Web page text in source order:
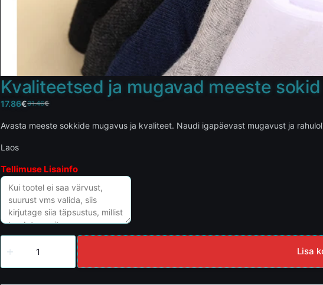
Kvaliteetsed ja mugavad meeste sokid
31.46€
17.86€
Avasta meeste sokkide mugavus ja kvaliteet. Naudi igapäevast mugavust ja
Laos
Tellimuse Lisainfo
Lisa